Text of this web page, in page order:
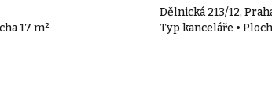
17 m²
Dělnická 213/12,
Typ kanceláře •